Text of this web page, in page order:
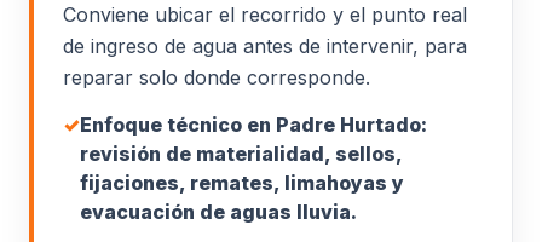
Conviene ubicar el recorrido y el punto real
de ingreso de agua antes de intervenir, para
reparar solo donde corresponde.
✓Enfoque técnico en Padre Hurtado:
revisión de materialidad, sellos,
fijaciones, remates, limahoyas y
evacuación de aguas lluvia.